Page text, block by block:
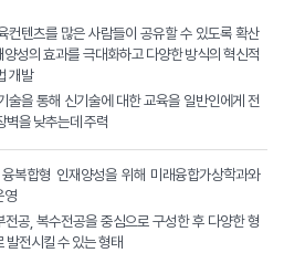
컨텐츠를 많은 사람들이 공유할 수 있도록 확산
양성의 효과를 극대화하고 다양한 방식의 혁신적
개발
술을 통해 신기술에 대한 교육을 일반인에게 전
벽을 낮추는데 주력
복합형 인재양성을 위해 미래융합가상학과와
영
전공, 복수전공을 중심으로 구성한 후 다양한 형
발전시킬 수 있는 형태